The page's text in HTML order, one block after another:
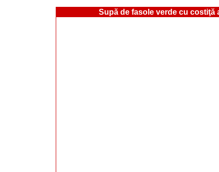
Supă de fasole verde cu costiţă